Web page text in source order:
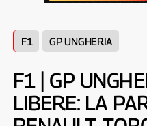
F1 GP UNGHERIA
F1 | GP
LIBERE: LA